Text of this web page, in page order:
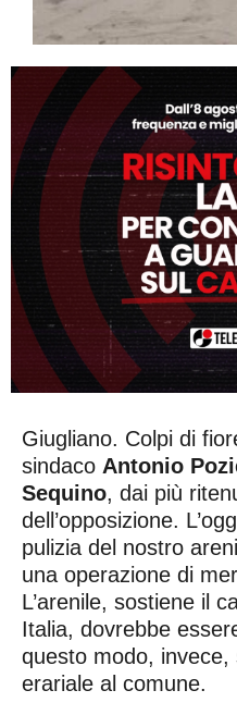
Giugliano. Colpi di
sindaco Antonio
Sequino, dai più
dell’opposizione.
pulizia del nostro
una operazione di
L’arenile, sostiene il
Italia, dovrebbe
questo modo,
erariale al comune.